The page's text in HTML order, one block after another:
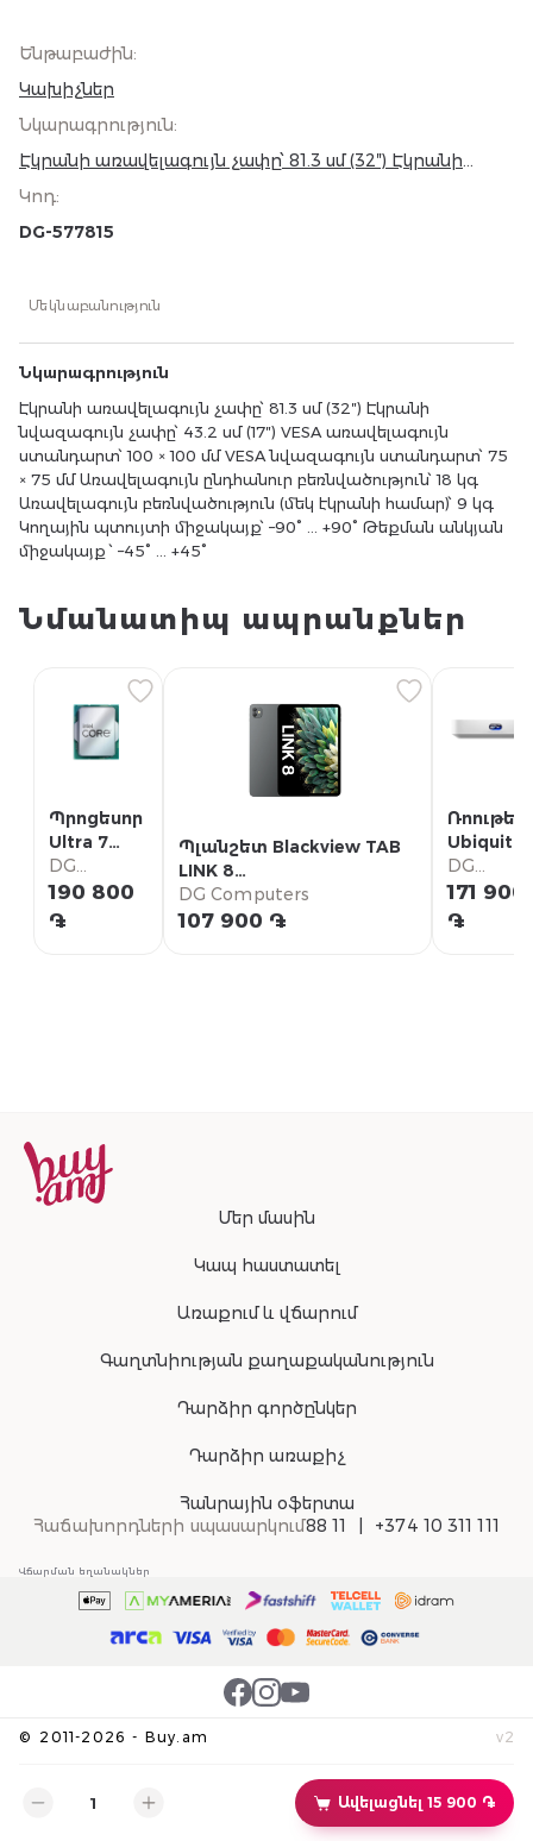
Ենթաբաժին:
Կախիչներ
Նկարագրություն:
Էկրանի առավելագույն չափը՝ 81.3 սմ (32″) Էկրանի
ստանդարտ՝ 100 × 100 մմ VESA նվազագույն
ստանդարտ՝ 75 × 75 մմ Առավելագույն ընդհանուր
… +45°
Կոդ:
DG-577815
Մեկնաբանություն
Ավելացնել 15 900 ֏
Նկարագրություն
Էկրանի առավելագույն չափը՝ 81.3 սմ (32″) Էկրանի
նվազագույն չափը՝ 43.2 սմ (17″) VESA առավելագույն
ստանդարտ՝ 100 × 100 մմ VESA նվազագույն ստանդարտ՝ 75
× 75 մմ Առավելագույն ընդհանուր բեռնվածություն՝ 18 կգ
Առավելագույն բեռնվածություն (մեկ էկրանի համար)՝ 9 կգ
Կողային պտույտի միջակայք՝ –90° … +90° Թեքման անկյան
միջակայք ՝ –45° … +45°
Նմանատիպ ապրանքներ
Պրոցեսոր
Ultra 7
270K
DG
Computers
190 800
֏
Պլանշետ Blackview TAB
LINK 8
MT8781/6+12GB/SSD256GB
DG Computers
107 900 ֏
Ռոութեր
Ubiquiti
UniFi
Cloud
Gateway
DG
171 900
֏
Մեր մասին
Կապ հաստատել
Առաքում և վճարում
Գաղտնիության քաղաքականություն
Դարձիր գործընկեր
Դարձիր առաքիչ
Հանրային օֆերտա
Հաճախորդների սպասարկում88 11 +374 10 311 111
© 2011-2026 - Buy.am v2
Վճարման եղանակներ